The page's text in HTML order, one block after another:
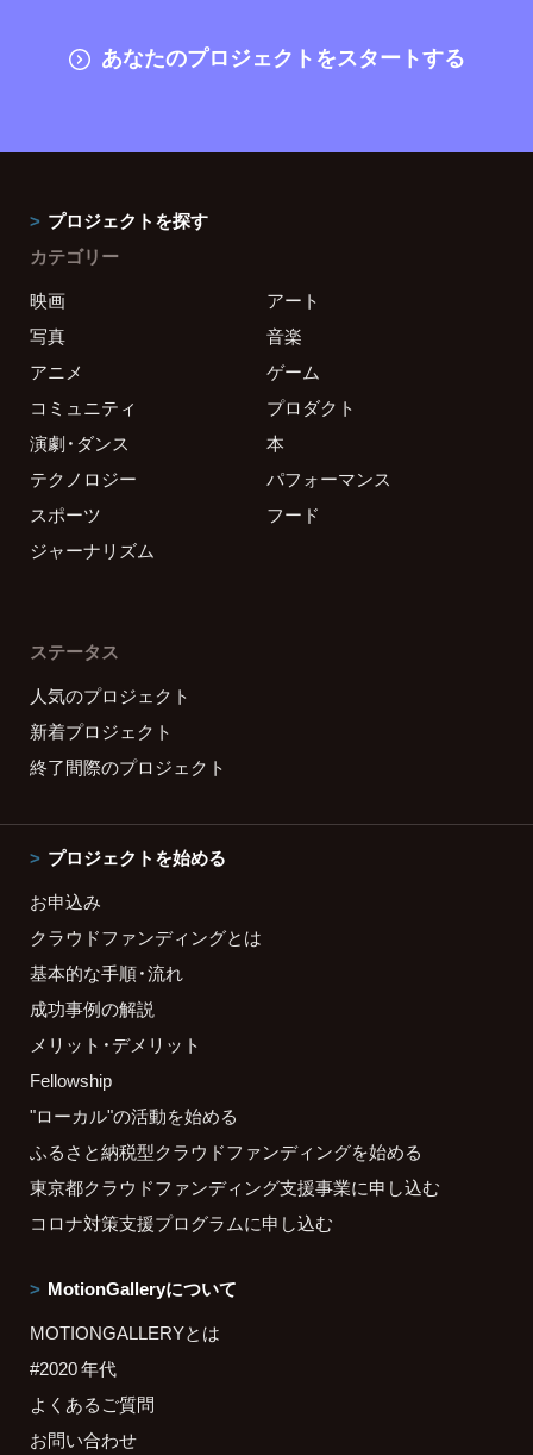
あなたのプロジェクトをスタートする
プロジェクトを探す
カテゴリー
映画
アート
写真
音楽
アニメ
ゲーム
コミュニティ
プロダクト
演劇・ダンス
本
テクノロジー
パフォーマンス
スポーツ
フード
ジャーナリズム
ステータス
人気のプロジェクト
新着プロジェクト
終了間際のプロジェクト
プロジェクトを始める
お申込み
クラウドファンディングとは
基本的な手順・流れ
成功事例の解説
メリット・デメリット
Fellowship
"ローカル"の活動を始める
ふるさと納税型クラウドファンディングを始める
東京都クラウドファンディング支援事業に申し込む
コロナ対策支援プログラムに申し込む
MotionGalleryについて
MOTIONGALLERYとは
#2020 年代
よくあるご質問
お問い合わせ